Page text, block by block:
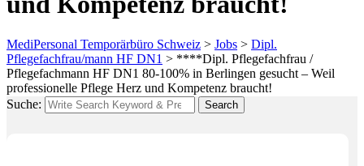
MediPersonal Temporärbüro Schweiz > Jobs > Dipl.
Pflegefachfrau/mann HF DN1 > ****Dipl. Pflegefachfrau /
Pflegefachmann HF DN1 80-100% in Berlingen gesucht – Weil
professionelle Pflege Herz und Kompetenz braucht!
Suche:
Search